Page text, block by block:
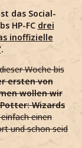
das Social-
HP-FC drei
inoffizielle
.
Woche bis
ersten von
wollen wir
Wizards
einen
und schon seid